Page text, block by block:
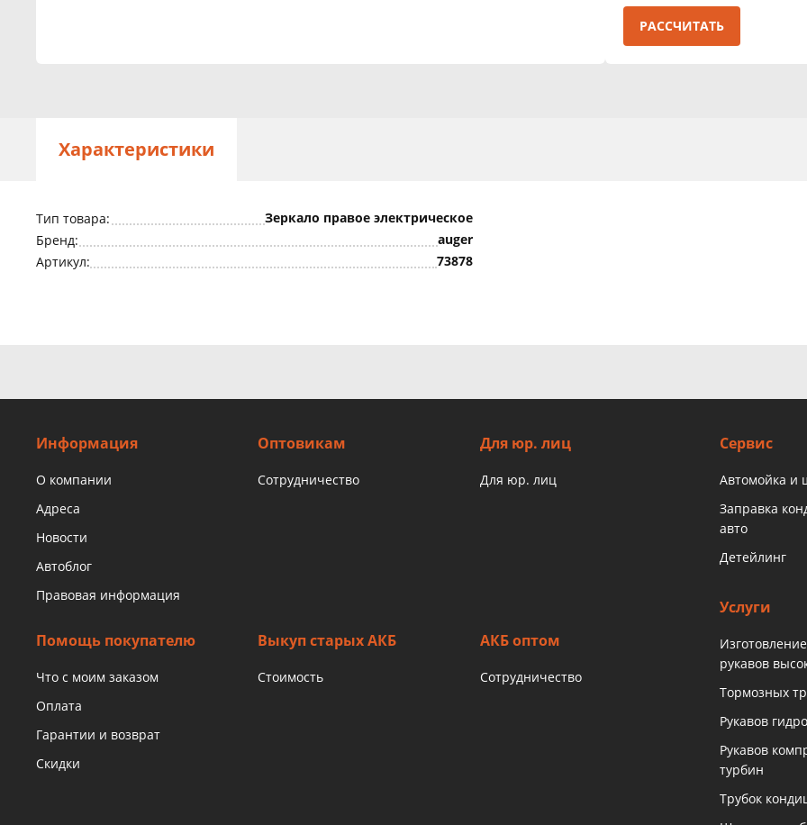
РАССЧИТАТЬ
Характеристики
Тип товара:
Зеркало правое электрическое
Бренд:
auger
Артикул:
73878
Информация
О компании
Адреса
Новости
Автоблог
Правовая информация
Оптовикам
Сотрудничество
Для юр. лиц
Для юр. лиц
Помощь покупателю
Что с моим заказом
Оплата
Гарантии и возврат
Скидки
Выкуп старых АКБ
Стоимость
АКБ оптом
Сотрудничество
Сервис
Автомойка и
Заправка
авто
Детейлинг
Услуги
рукавов
Тормозных
Рукавов
Рукавов
турбин
Трубок